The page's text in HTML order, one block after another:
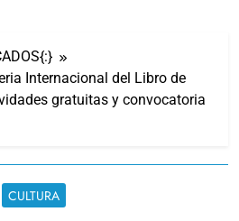
Internacional del Libro de
gratuitas y convocatoria
CULTURA